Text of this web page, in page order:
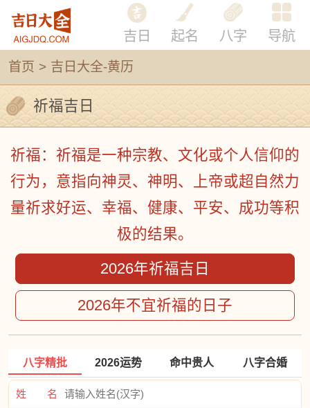
吉日 起名 八字 导航
首页 > 吉日大全-黄历
祈福吉日
祈福：祈福是一种宗教、文化或个人信仰的
行为，意指向神灵、神明、上帝或超自然力
量祈求好运、幸福、健康、平安、成功等积
极的结果。
2026年祈福吉日
2026年不宜祈福的日子
八字精批 2026运势 命中贵人 八字合婚
姓 名